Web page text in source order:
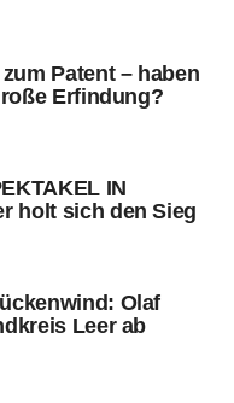
Patent – haben
Erfindung?
IN
holt sich den Sieg
Olaf
Leer ab